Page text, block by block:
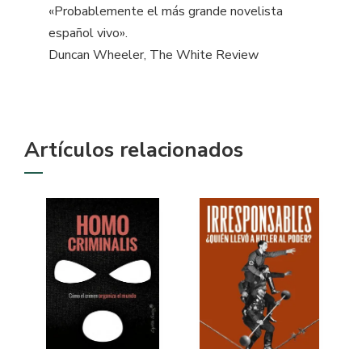
«Probablemente el más grande novelista
español vivo».
Duncan Wheeler, The White Review
Artículos relacionados